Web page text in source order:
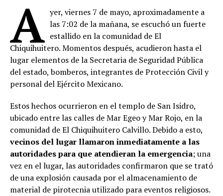
A yer, viernes 7 de mayo, aproximadamente a
las 7:02 de la mañana, se escuchó un fuerte
estallido en la comunidad de El
Chiquihuitero. Momentos después, acudieron hasta el
lugar elementos de la Secretaria de Seguridad Pública
del estado, bomberos, integrantes de Protección Civil y
personal del Ejército Mexicano.
Estos hechos ocurrieron en el templo de San Isidro,
ubicado entre las calles de Mar Egeo y Mar Rojo, en la
comunidad de El Chiquihuitero Calvillo. Debido a esto,
vecinos del lugar llamaron inmediatamente a las
autoridades para que atendieran la emergencia; una
vez en el lugar, las autoridades confirmaron que se trató
de una explosión causada por el almacenamiento de
material de pirotecnia utilizado para eventos religiosos.